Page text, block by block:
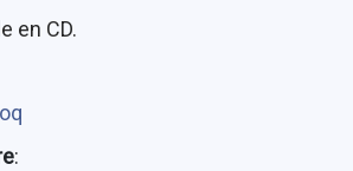
en CD.
: